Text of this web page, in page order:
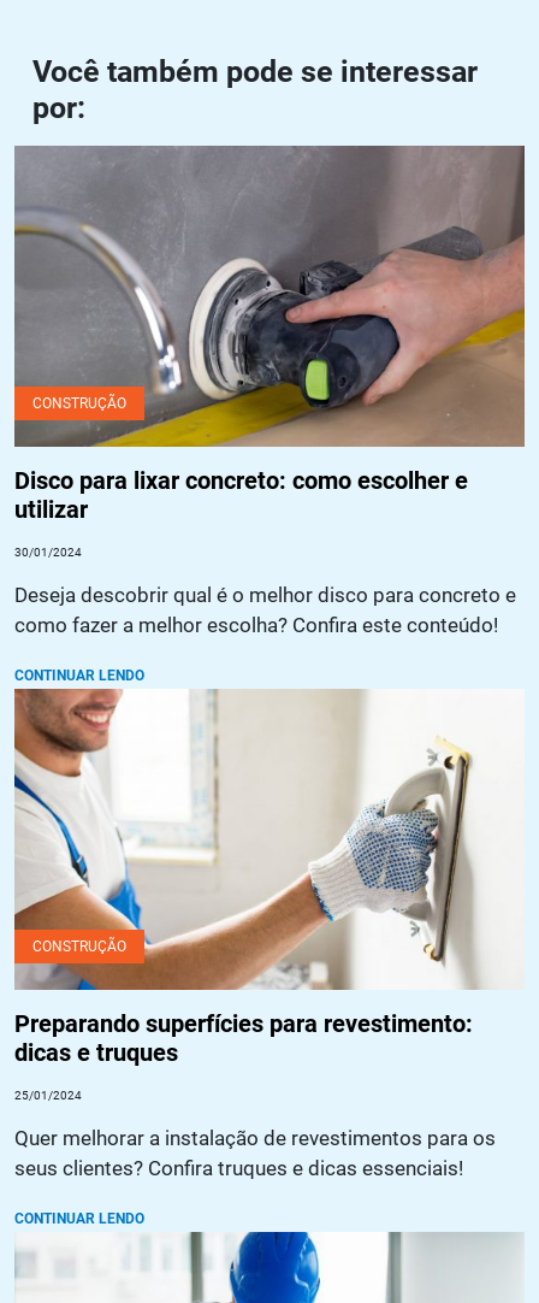
Você também pode se interessar
por:
Disco para lixar concreto: como escolher e utilizar
CONSTRUÇÃO
Disco para lixar concreto: como escolher e
utilizar
30/01/2024
Deseja descobrir qual é o melhor disco para concreto e
como fazer a melhor escolha? Confira este conteúdo!
CONTINUAR LENDO
Preparando superfícies para revestimento: dicas e truques
CONSTRUÇÃO
Preparando superfícies para revestimento:
dicas e truques
25/01/2024
Quer melhorar a instalação de revestimentos para os
seus clientes? Confira truques e dicas essenciais!
CONTINUAR LENDO
Pintura anticorrosiva: o que é, quais as vantagens e como
aplicar?